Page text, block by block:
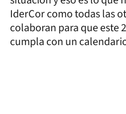
IderCor como todas las
colaboran para que este
cumpla con un